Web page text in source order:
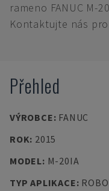
rameno FANUC M-
Kontaktujte nás
Přehled
VÝROBCE: FANUC
ROK: 2015
MODEL: M-20IA
TYP APLIKACE: